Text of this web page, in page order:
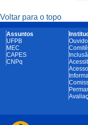
Voltar para o topo
Assuntos
UFPB
MEC
CAPES
CNPq